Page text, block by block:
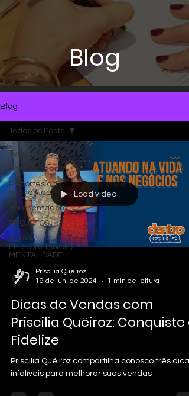
Blog
Blog
Todos os Posts
Amo Vender
Recortes da
minha vida
Apresentadora
PROJETOS
ALTA
PERFORMANCE /
MENTALIDADE
Todos os Posts
Load video
Priscilia Quëiroz
19 de jun. de 2024
1 min de leitura
Dicas de Vendas com
Priscilia Quëiroz: Conquiste e
Fidelize
Priscilia Quëiroz compartilha conosco três dicas
infalíveis para melhorar suas vendas